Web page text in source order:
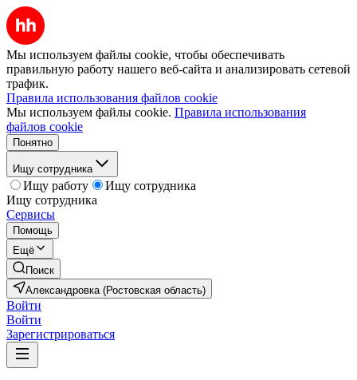
Мы используем файлы cookie, чтобы обеспечивать
правильную работу нашего веб-сайта и анализировать сетевой
трафик.
Правила использования файлов cookie
Мы используем файлы cookie. Правила использования
файлов cookie
Понятно
Ищу сотрудника
Ищу работу
Ищу сотрудника
Ищу сотрудника
Сервисы
Помощь
Ещё
Поиск
Александровка (Ростовская область)
Войти
Войти
Зарегистрироваться